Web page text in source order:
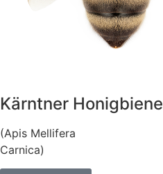
Kärntner Honigbiene
(Apis Mellifera
Carnica)